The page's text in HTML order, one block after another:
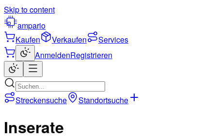
Skip to content
ampario
Kaufen
Verkaufen
Services
AnmeldenRegistrieren
Streckensuche Standortsuche
Inserate